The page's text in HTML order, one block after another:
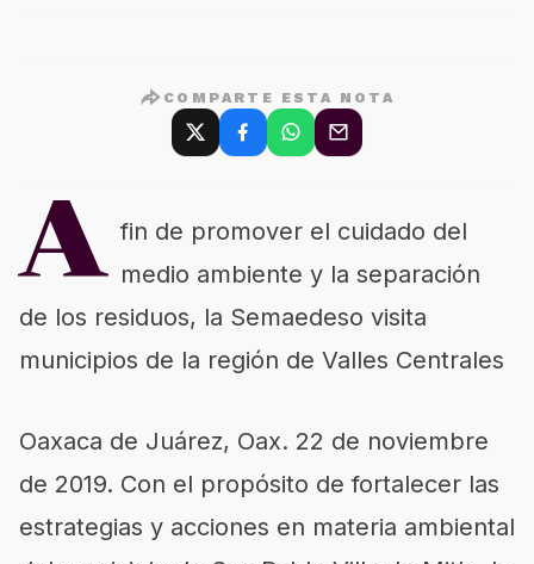
COMPARTE ESTA NOTA
A fin de promover el cuidado del
medio ambiente y la separación
de los residuos, la Semaedeso visita
municipios de la región de Valles Centrales
Oaxaca de Juárez, Oax. 22 de noviembre
de 2019. Con el propósito de fortalecer las
estrategias y acciones en materia ambiental